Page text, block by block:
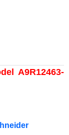
A9R12463-